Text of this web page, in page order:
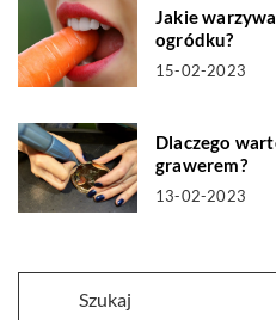
Jakie
ogródku?
15-02-2023
Dlaczego
grawerem?
13-02-2023